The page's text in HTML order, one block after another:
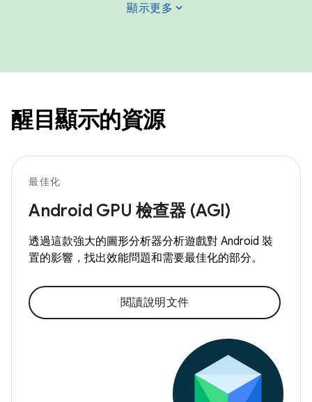
顯示更多 expand_more
醒目顯示的資源
最佳化
Android GPU 檢查器 (AGI)
透過這款強大的圖形分析器分析遊戲對 Android 裝
置的影響，找出效能問題和需要最佳化的部分。
閱讀說明文件